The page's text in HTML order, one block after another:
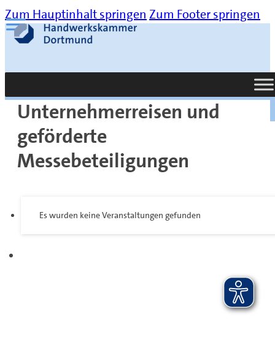
Zum Hauptinhalt springen Zum Footer springen
Suche
Unternehmerreisen und
geförderte
Messebeteiligungen
Es wurden keine Veranstaltungen gefunden